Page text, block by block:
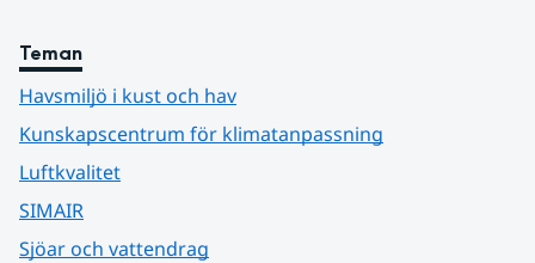
Teman
Havsmiljö i kust och hav
Kunskapscentrum för klimatanpassning
Luftkvalitet
SIMAIR
Sjöar och vattendrag